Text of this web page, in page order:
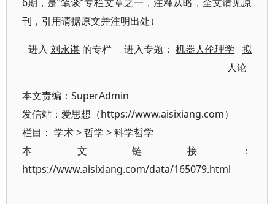
刊，引用请据原文并注明出处）
进入刘永谋 的专栏 进入专题：机器人伦理学
拟
人论
本文责编： SuperAdmin
发信站：爱思想（https://www.aisixiang.com）
栏目： 学术>哲学 >科学哲学
本文链接：
https://www.aisixiang.com/data/165079.html